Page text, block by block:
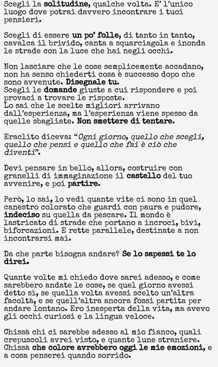
Scegli la solitudine, qualche volta. E’ l’unico
luogo dove potrai davvero incontrare i tuoi
pensieri.
Scegli di essere un po’ folle, di tanto in tanto,
cavalca il brivido, canta a squarciagola e inonda
le strade con la luce che hai negli occhi.
Non lasciare che le cose semplicemente accadano,
non ha senso chiederti cosa è successo dopo che
sono avvenute. Disegnale tu.
Scegli le domande giuste a cui rispondere e poi
provaci a trovare le risposte.
Lo sai che le scelte migliori arrivano
dall’esperienza, ma l’esperienza viene spesso da
quelle sbagliate. Non smettere di tentare.
Eraclito diceva: “Ogni giorno, quello che scegli,
quello che pensi e quello che fai è ciò che
diventi”.
Devi pensare in bello, allora, costruire con
granelli di immaginazione il castellodel tuo
avvenire, e poi partire.
Però, lo sai, lo vedi quante vite ci sono in quel
canestro colorato che guardi con paura e pudore,
indecisosu quella da pescare. Il mondo è
lastricato di strade che portano a incroci, bivi,
biforcazioni. E rette parallele, destinate a non
incontrarsi mai.
Da che parte bisogna andare? Se lo sapessi te lo
direi.
Quante volte mi chiedo dove sarei adesso, e come
sarebbero andate le cose, se quel giorno avessi
detto sì, se quella volta avessi scelto un’altra
facoltà, e se quell’altra ancora fossi partita per
andare lontano. Ero inesperta della vita, ma avevo
gli occhi curiosi e la lingua veloce.
Chissà chi ci sarebbe adesso al mio fianco, quali
crepuscoli avrei visto, e quante lune straniere.
Chissà che colore avrebbero oggi le mie emozioni, e
a cosa penserei quando sorrido.